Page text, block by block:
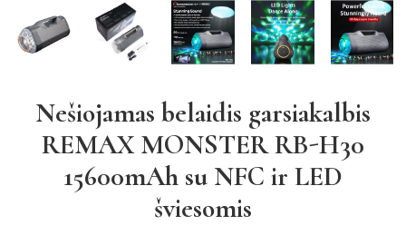
Nešiojamas belaidis garsiakalbis
REMAX MONSTER RB-H30
15600mAh su NFC ir LED
šviesomis